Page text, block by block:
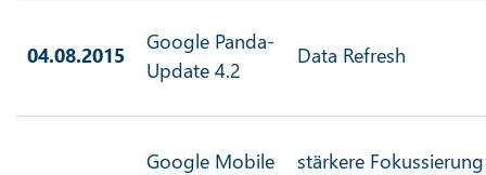
04.08.2015
Google Panda-
Update 4.2
Data Refresh
Google Mobile
stärkere Fokussierung